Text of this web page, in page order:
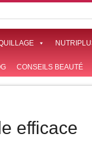
CONSEILS BEAUTÉ
efficace